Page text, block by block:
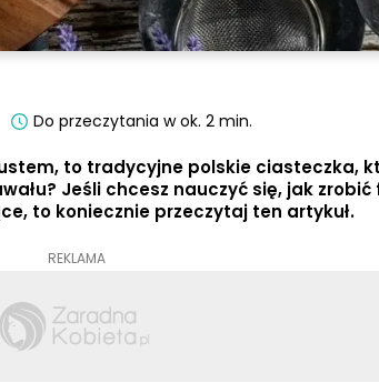
Do przeczytania w ok. 2 min.
to tradycyjne polskie ciasteczka,
Jeśli chcesz nauczyć się, jak zrobić
to koniecznie przeczytaj ten artykuł.
REKLAMA